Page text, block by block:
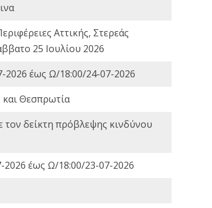
Αττικής, Στερεάς
25 Ιουλίου 2026
2026 έως Ω/18:00/24-07-2026
Θεσπρωτία
δείκτη πρόβλεψης κινδύνου
2026 έως Ω/18:00/23-07-2026